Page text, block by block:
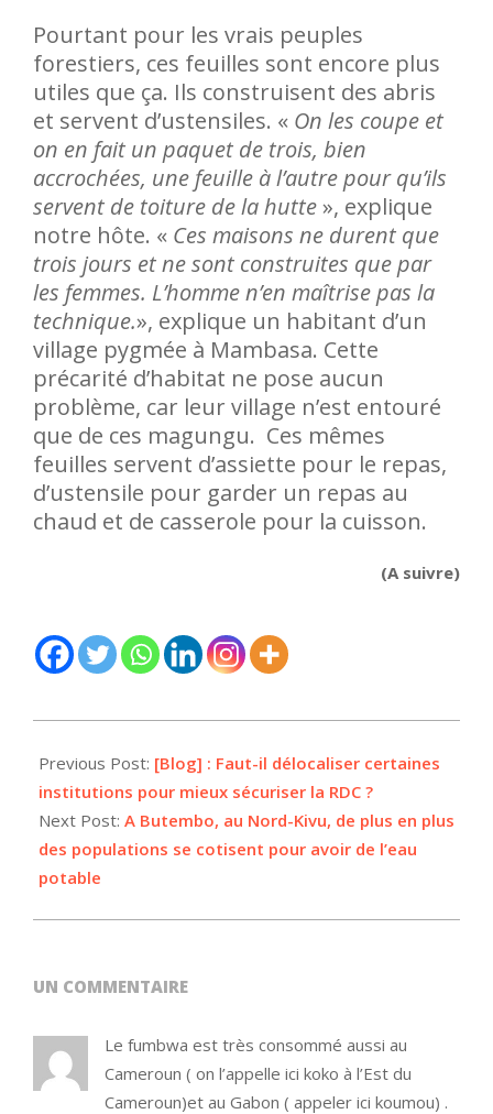
Pourtant pour les vrais peuples
forestiers, ces feuilles sont encore plus
utiles que ça. Ils construisent des abris
et servent d’ustensiles. « On les coupe et
on en fait un paquet de trois, bien
accrochées, une feuille à l’autre pour qu’ils
servent de toiture de la hutte», explique
notre hôte. « Ces maisons ne durent que
trois jours et ne sont construites que par
les femmes. L’homme n’en maîtrise pas la
technique.», explique un habitant d’un
village pygmée à Mambasa. Cette
précarité d’habitat ne pose aucun
problème, car leur village n’est entouré
que de ces magungu. Ces mêmes
feuilles servent d’assiette pour le repas,
d’ustensile pour garder un repas au
chaud et de casserole pour la cuisson.
(A suivre)
03-
30
Previous Post: [Blog] : Faut-il délocaliser certaines
institutions pour mieux sécuriser la RDC ?
Next Post: A Butembo, au Nord-Kivu, de plus en plus
des populations se cotisent pour avoir de l’eau
potable
UN COMMENTAIRE
Le fumbwa est très consommé aussi au
Cameroun ( on l’appelle ici koko à l’Est du
Cameroun)et au Gabon ( appeler ici koumou) .